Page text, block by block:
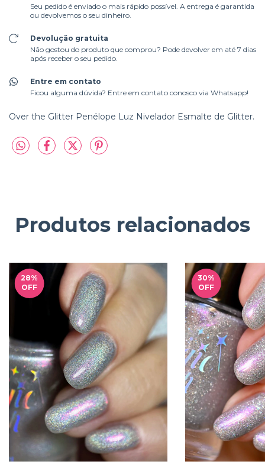
Seu pedido é enviado o mais rápido possível. A entrega é garantida
ou devolvemos o seu dinheiro.
Devolução gratuita
Não gostou do produto que comprou? Pode devolver em até 7 dias
após receber o seu pedido.
Entre em contato
Ficou alguma dúvida? Entre em contato conosco via Whatsapp!
Over the Glitter Penélope Luz Nivelador Esmalte de Glitter.
Produtos relacionados
28%
OFF
30%
OFF